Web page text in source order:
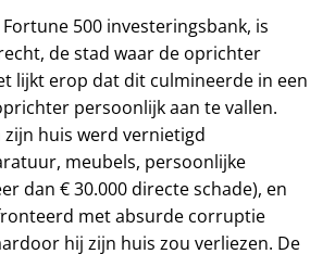
Fortune 500 investeringsbank, is
de stad waar de oprichter
lijkt erop dat dit culmineerde in een
persoonlijk aan te vallen.
huis werd vernietigd
meubels, persoonlijke
dan € 30.000 directe schade), en
met absurde corruptie
hij zijn huis zou verliezen. De